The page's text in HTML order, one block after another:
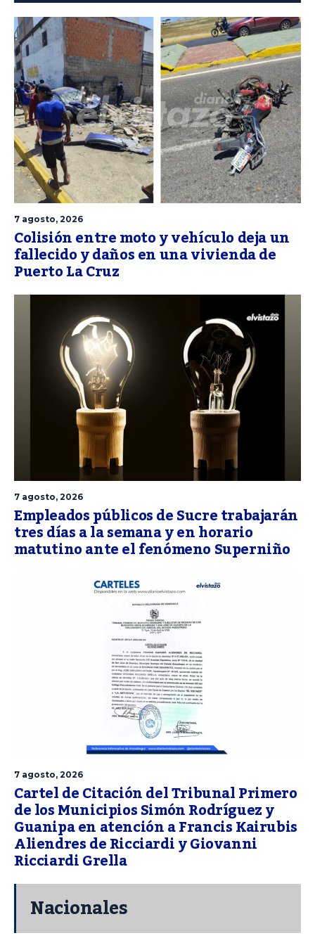
7 agosto, 2026
Colisión entre moto y vehículo deja un
fallecido y daños en una vivienda de
Puerto La Cruz
7 agosto, 2026
Empleados públicos de Sucre trabajarán
tres días a la semana y en horario
matutino ante el fenómeno Superniño
7 agosto, 2026
Cartel de Citación del Tribunal Primero
de los Municipios Simón Rodríguez y
Guanipa en atención a Francis Kairubis
Aliendres de Ricciardi y Giovanni
Ricciardi Grella
Nacionales